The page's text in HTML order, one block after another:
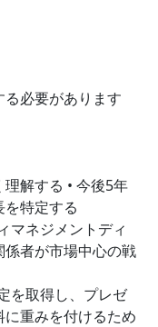
必要があります
解する • 今後5年
特定する
マネジメントディ
者が市場中心の戦
を取得し、プレゼ
重みを付けるため